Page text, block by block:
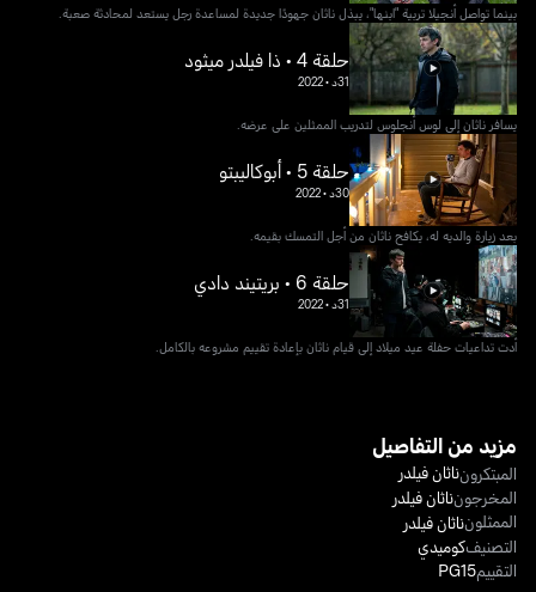
بينما تواصل أنجيلا تربية "ابنها"، يبذل ناثان جهودًا جديدة لمساعدة رجل يستعد لمحادثة صعبة.
حلقة 4 • ذا فيلدر ميثود
31د •
2022
يسافر ناثان إلى لوس أنجلوس لتدريب الممثلين على عرضه.
حلقة 5 • أبوكاليبتو
30د •
2022
بعد زيارة والديه له، يكافح ناثان من أجل التمسك بقيمه.
حلقة 6 • بريتيند دادي
31د •
2022
أدت تداعيات حفلة عيد ميلاد إلى قيام ناثان بإعادة تقييم مشروعه بالكامل.
مزيد من التفاصيل
المبتكرونناثان فيلدر
المخرجونناثان فيلدر
الممثلونناثان فيلدر
التصنيفكوميدي
التقييمPG15